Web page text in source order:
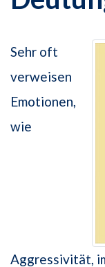
Sehr oft
verweisen
Emotionen,
wie
Aggressivität,